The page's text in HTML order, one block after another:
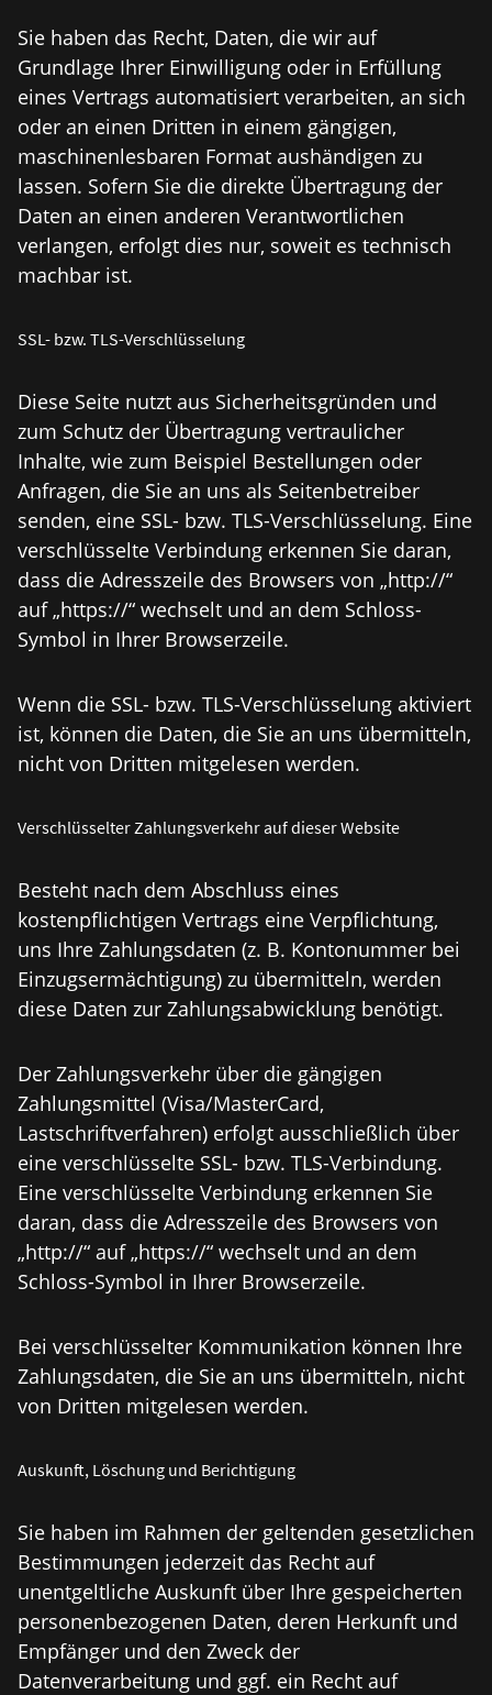
Sie haben das Recht, Daten, die wir auf
Grundlage Ihrer Einwilligung oder in Erfüllung
eines Vertrags automatisiert verarbeiten, an sich
oder an einen Dritten in einem gängigen,
maschinenlesbaren Format aushändigen zu
lassen. Sofern Sie die direkte Übertragung der
Daten an einen anderen Verantwortlichen
verlangen, erfolgt dies nur, soweit es technisch
machbar ist.
SSL- bzw. TLS-Verschlüsselung
Diese Seite nutzt aus Sicherheitsgründen und
zum Schutz der Übertragung vertraulicher
Inhalte, wie zum Beispiel Bestellungen oder
Anfragen, die Sie an uns als Seitenbetreiber
senden, eine SSL- bzw. TLS-Verschlüsselung. Eine
verschlüsselte Verbindung erkennen Sie daran,
dass die Adresszeile des Browsers von „http://“
auf „https://“ wechselt und an dem Schloss-
Symbol in Ihrer Browserzeile.
Wenn die SSL- bzw. TLS-Verschlüsselung aktiviert
ist, können die Daten, die Sie an uns übermitteln,
nicht von Dritten mitgelesen werden.
Verschlüsselter Zahlungsverkehr auf dieser Website
Besteht nach dem Abschluss eines
kostenpflichtigen Vertrags eine Verpflichtung,
uns Ihre Zahlungsdaten (z. B. Kontonummer bei
Einzugsermächtigung) zu übermitteln, werden
diese Daten zur Zahlungsabwicklung benötigt.
Der Zahlungsverkehr über die gängigen
Zahlungsmittel (Visa/MasterCard,
Lastschriftverfahren) erfolgt ausschließlich über
eine verschlüsselte SSL- bzw. TLS-Verbindung.
Eine verschlüsselte Verbindung erkennen Sie
daran, dass die Adresszeile des Browsers von
„http://“ auf „https://“ wechselt und an dem
Schloss-Symbol in Ihrer Browserzeile.
Bei verschlüsselter Kommunikation können Ihre
Zahlungsdaten, die Sie an uns übermitteln, nicht
von Dritten mitgelesen werden.
Auskunft, Löschung und Berichtigung
Sie haben im Rahmen der geltenden gesetzlichen
Bestimmungen jederzeit das Recht auf
unentgeltliche Auskunft über Ihre gespeicherten
personenbezogenen Daten, deren Herkunft und
Empfänger und den Zweck der
Datenverarbeitung und ggf. ein Recht auf